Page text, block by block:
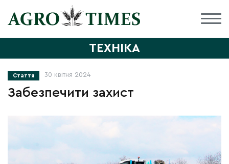
ТЕХНІКА
Стаття 30 квітня 2024
Забезпечити захист